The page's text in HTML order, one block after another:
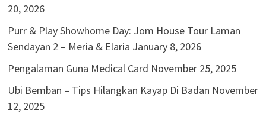
20, 2026
Purr & Play Showhome Day: Jom House Tour Laman
Sendayan 2 – Meria & Elaria January 8, 2026
Pengalaman Guna Medical Card November 25, 2025
Ubi Bemban – Tips Hilangkan Kayap Di Badan November
12, 2025